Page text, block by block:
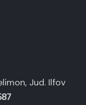
Jud. Ilfov